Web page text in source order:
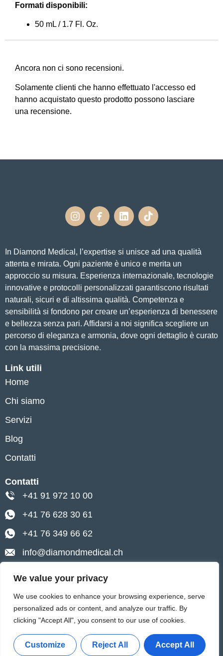
We value your privacy
We use cookies to enhance your browsing experience, serve
personalized ads or content, and analyze our traffic. By
clicking "Accept All", you consent to our use of cookies.
Customize Reject All Accept All
Formati disponibili:
50 mL / 1.7 Fl. Oz.
Ancora non ci sono recensioni.
Solamente clienti che hanno effettuato l'accesso ed
hanno acquistato questo prodotto possono lasciare
una recensione.
In Diamond Medical, l’expertise si unisce ad una qualità
attenta e mirata. Ogni paziente è unico e merita un
approccio su misura. Esperienza internazionale, tecnologie
innovative e protocolli personalizzati garantiscono risultati
naturali, sicuri e di altissima qualità. Competenza e
sensibilità si fondono per creare un’esperienza di benessere
e bellezza senza pari. Affidarsi a noi significa scegliere un
percorso di eleganza e armonia, dove ogni dettaglio è curato
con la massima precisione.
Link utili
Home
Chi siamo
Servizi
Blog
Contatti
Contatti
+41 91 972 10 00
+41 76 628 30 61
+41 76 349 66 62
info@diamondmedical.ch
Ascona, Via Baraggie 4
ImpressumInformativa sulla Privacy
Politica sui Cookie